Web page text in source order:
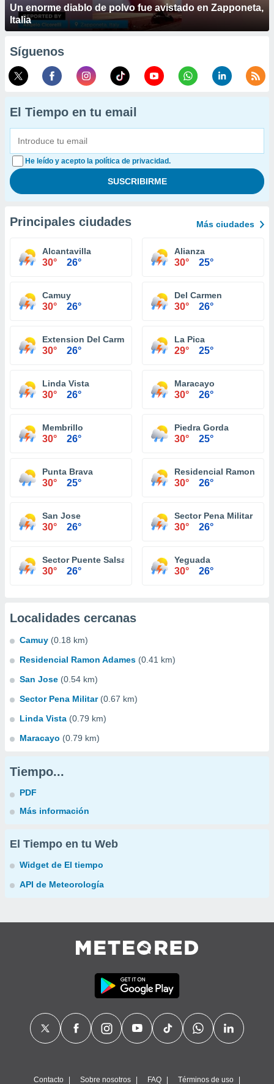
Un enorme diablo de polvo fue avistado en Zapponeta,
Italia
Síguenos
El Tiempo en tu email
He leído y acepto la política de privacidad.
Principales ciudades Más ciudades
Alcantavilla
30° 26°
Alianza
30° 25°
Camuy
30° 26°
Del Carmen
30° 26°
Extension Del Carmen
30° 26°
La Pica
29° 25°
Linda Vista
30° 26°
Maracayo
30° 26°
Membrillo
30° 26°
Piedra Gorda
30° 25°
Punta Brava
30° 25°
Residencial Ramon
30° 26°
San Jose
30° 26°
Sector Pena Militar
30° 26°
Sector Puente Salsa
30° 26°
Yeguada
30° 26°
Localidades cercanas
Camuy (0.18 km)
Residencial Ramon Adames (0.41 km)
San Jose (0.54 km)
Sector Pena Militar (0.67 km)
Linda Vista (0.79 km)
Maracayo (0.79 km)
Tiempo...
PDF
Más información
El Tiempo en tu Web
Widget de El tiempo
API de Meteorología
Contacto Sobre nosotros FAQ Términos de uso